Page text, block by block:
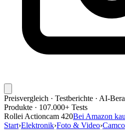
Preisvergleich · Testberichte · AI-
Produkte · 107.000+ Tests
Rollei Actioncam 420Bei Amazon
Start›Elektronik›Foto & Video›